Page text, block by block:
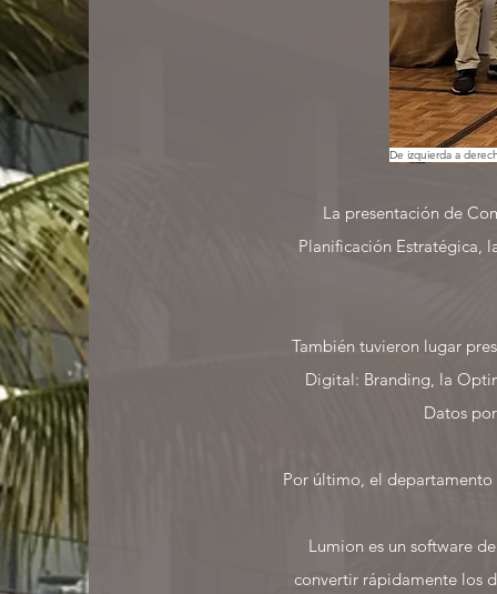
De izquierda a
La presentación de
Planificación Estratégica,
También tuvieron lugar
Digital: Branding, la
Datos
Por último, el departamento
Lumion es un software
convertir rápidamente los